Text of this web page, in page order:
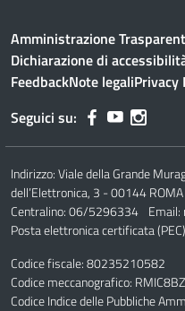
Amministrazione
Dichiarazione di
FeedbackNote legaliPrivacy
Seguici su:
Indirizzo:Viale della Grande
dell’Elettronica, 3 - 00144 ROMA
Centralino:06/5296334 Email:
Posta elettronica certificata
Codice fiscale: 80235210582
Codice meccanografico:
Codice Indice delle Pubbliche